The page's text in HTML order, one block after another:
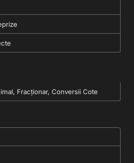
Fracționar, Conversii Cote